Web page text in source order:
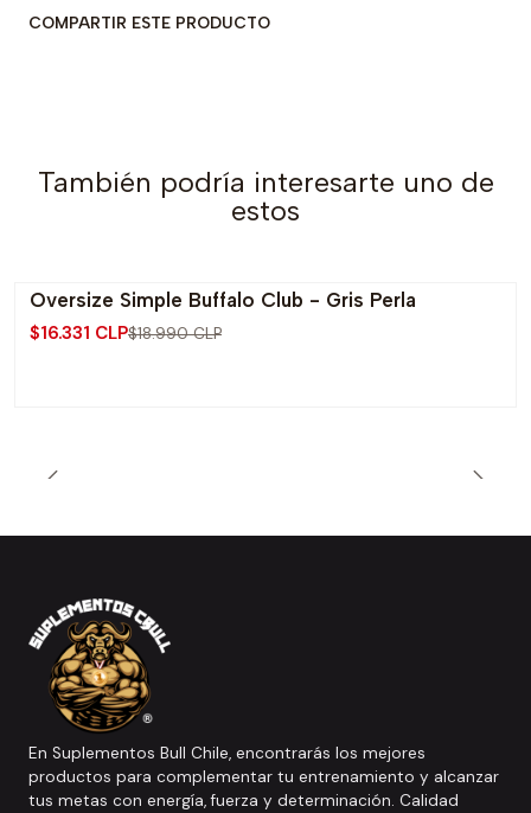
COMPARTIR ESTE PRODUCTO
También podría interesarte uno de
estos
-14% OFF
Oversize Simple Buffalo Club - Gris Perla
$16.331 CLP$18.990 CLP
En Suplementos Bull Chile, encontrarás los mejores
productos para complementar tu entrenamiento y alcanzar
tus metas con energía, fuerza y determinación. Calidad